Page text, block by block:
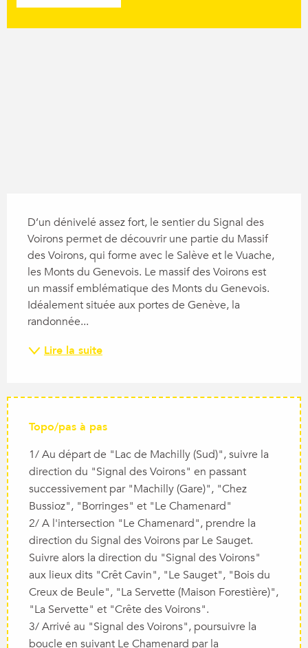
D’un dénivelé assez fort, le sentier du Signal des
Voirons permet de découvrir une partie du Massif
des Voirons, qui forme avec le Salève et le Vuache,
les Monts du Genevois. Le massif des Voirons est
un massif emblématique des Monts du Genevois.
Idéalement située aux portes de Genève, la
randonnée...
Lire la suite
Topo/pas à pas
1/ Au départ de "Lac de Machilly (Sud)", suivre la
direction du "Signal des Voirons" en passant
successivement par "Machilly (Gare)", "Chez
Bussioz", "Borringes" et "Le Chamenard"
2/ A l'intersection "Le Chamenard", prendre la
direction du Signal des Voirons par Le Sauget.
Suivre alors la direction du "Signal des Voirons"
aux lieux dits "Crêt Cavin", "Le Sauget", "Bois du
Creux de Beule", "La Servette (Maison Forestière)",
"La Servette" et "Crête des Voirons".
3/ Arrivé au "Signal des Voirons", poursuivre la
boucle en suivant Le Chamenard par la